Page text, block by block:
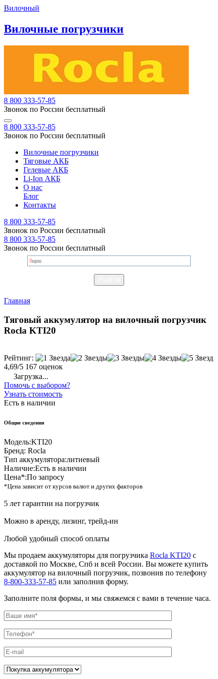
Вилочный
Вилочные погрузчики
8 800 333-57-85
Звонок по России бесплатный
8 800 333-57-85
Звонок по России бесплатный
Вилочные погрузчики
Тяговые АКБ
Гелевые АКБ
Li-Ion АКБ
О нас
Блог
Контакты
8 800 333-57-85
Звонок по России бесплатный
8 800 333-57-85
Звонок по России бесплатный
Главная
Тяговый аккумулятор на вилочный погрузчик
Rocla KTI20
Рейтинг:
4,69/5 167 оценок
Загрузка...
Помочь с выбором?
Узнать стоимость
Есть в наличии
Общие сведения
Модель:KTI20
Бренд: Rocla
Тип аккумулятора:литиевый
Наличие:Есть в наличии
Цена*:По запросу
*Цена зависит от курсов валют и других факторов
5 лет гарантии на погрузчик
Можно в аренду, лизинг, трейд-ин
Любой удобный способ оплаты
Мы продаем аккумуляторы для погрузчика Rocla KTI20 с
доставкой по Москве, Спб и всей России. Вы можете купить
аккумулятор на вилочный погрузчик, позвонив по телефону
8-800-333-57-85 или заполнив форму.
Заполните поля формы, и мы свяжемся с вами в течение часа.